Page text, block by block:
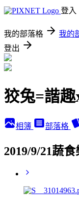
登入
我的部落格 我的
登出
狡兔=諧
相簿 部落格
2019/9/21蔬